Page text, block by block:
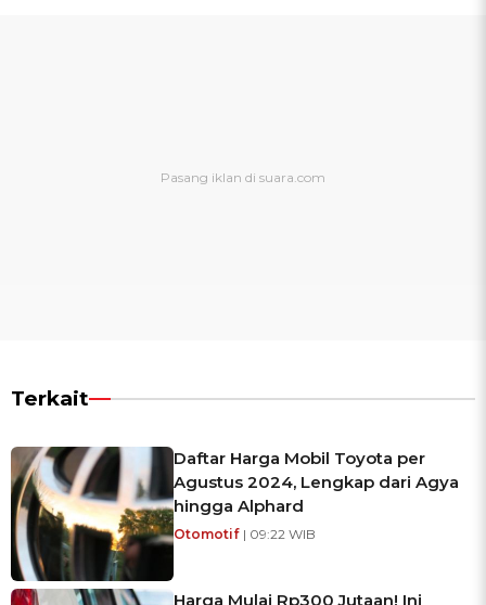
Terkait
Daftar Harga Mobil Toyota per
Agustus 2024, Lengkap dari Agya
hingga Alphard
Otomotif | 09:22 WIB
Harga Mulai Rp300 Jutaan! Ini